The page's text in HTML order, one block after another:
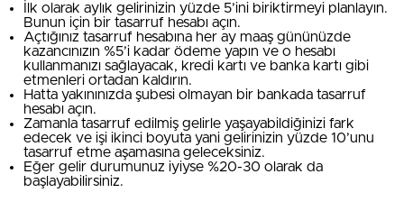
İlk olarak aylık gelirinizin yüzde 5’ini biriktirmeyi planlayın.
Bunun için bir tasarruf hesabı açın.
Açtığınız tasarruf hesabına her ay maaş gününüzde
kazancınızın %5’i kadar ödeme yapın ve o hesabı
kullanmanızı sağlayacak, kredi kartı ve banka kartı gibi
etmenleri ortadan kaldırın.
Hatta yakınınızda şubesi olmayan bir bankada tasarruf
hesabı açın.
Zamanla tasarruf edilmiş gelirle yaşayabildiğinizi fark
edecek ve işi ikinci boyuta yani gelirinizin yüzde 10’unu
tasarruf etme aşamasına geleceksiniz.
Eğer gelir durumunuz iyiyse %20-30 olarak da
başlayabilirsiniz.